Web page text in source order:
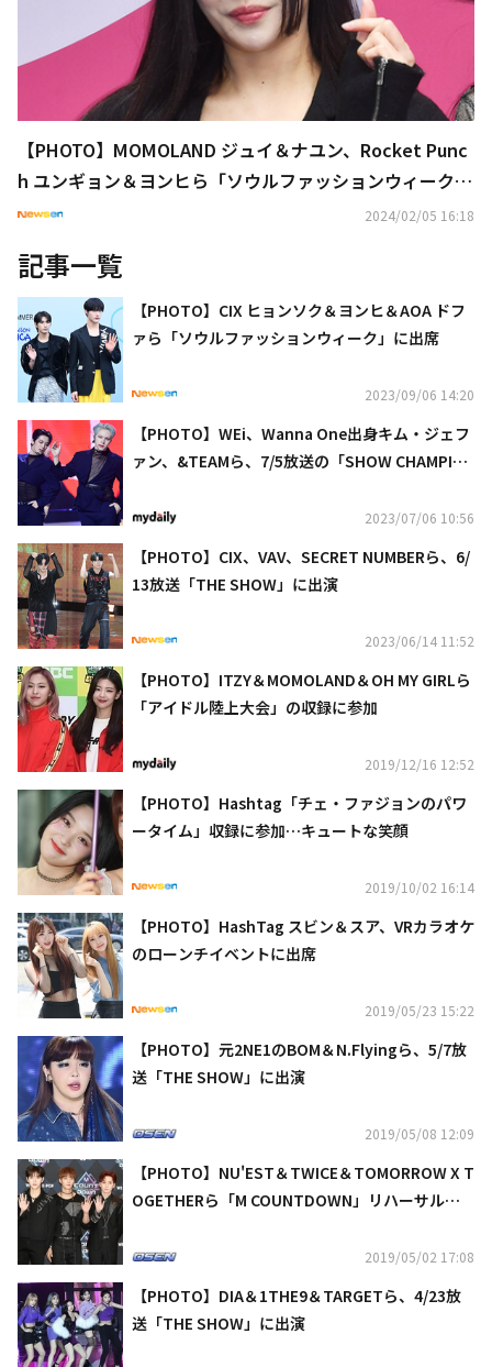
【PHOTO】MOMOLAND ジュイ＆ナユン、Rocket Punc
h ユンギョン＆ヨンヒら「ソウルファッションウィーク」
に出席
2024/02/05 16:18
記事一覧
【PHOTO】CIX ヒョンソク＆ヨンヒ＆AOA ドフ
ァら「ソウルファッションウィーク」に出席
2023/09/06 14:20
【PHOTO】WEi、Wanna One出身キム・ジェフ
ァン、&TEAMら、7/5放送の「SHOW CHAMPIO
2023/07/06 10:56
【PHOTO】CIX、VAV、SECRET NUMBERら、6/
13放送「THE SHOW」に出演
2023/06/14 11:52
【PHOTO】ITZY＆MOMOLAND＆OH MY GIRLら
「アイドル陸上大会」の収録に参加
2019/12/16 12:52
【PHOTO】Hashtag「チェ・ファジョンのパワ
ータイム」収録に参加…キュートな笑顔
2019/10/02 16:14
【PHOTO】HashTag スビン＆スア、VRカラオケ
のローンチイベントに出席
2019/05/23 15:22
【PHOTO】元2NE1のBOM＆N.Flyingら、5/7放
送「THE SHOW」に出演
2019/05/08 12:09
【PHOTO】NU'EST＆TWICE＆TOMORROW X T
OGETHERら「M COUNTDOWN」リハーサルに
2019/05/02 17:08
【PHOTO】DIA＆1THE9＆TARGETら、4/23放
送「THE SHOW」に出演